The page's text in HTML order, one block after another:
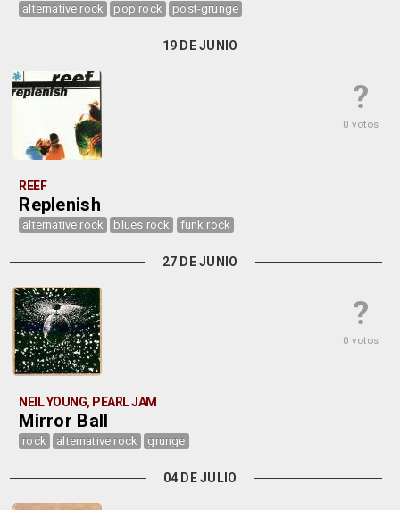
alternative rock pop rock post-grunge
19 DE JUNIO
?
0 votos
REEF
Replenish
alternative rock blues rock funk rock
27 DE JUNIO
?
0 votos
NEIL YOUNG, PEARL JAM
Mirror Ball
rock alternative rock grunge
04 DE JULIO